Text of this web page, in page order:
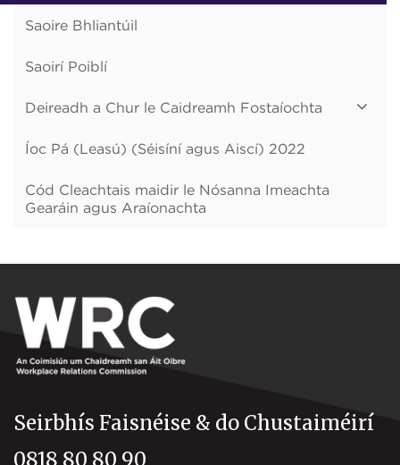
Saoire Bhliantúil
Saoirí Poiblí
Deireadh a Chur le Caidreamh Fostaíochta
Íoc Pá (Leasú) (Séisíní agus Aiscí) 2022
Cód Cleachtais maidir le Nósanna Imeachta
Gearáin agus Araíonachta
Seirbhís Faisnéise & do Chustaiméirí
0818 80 80 90